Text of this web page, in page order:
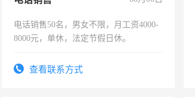
电话销售50名，男女不限，月工资4000-
8000元，单休，法定节假日休。
查看联系方式